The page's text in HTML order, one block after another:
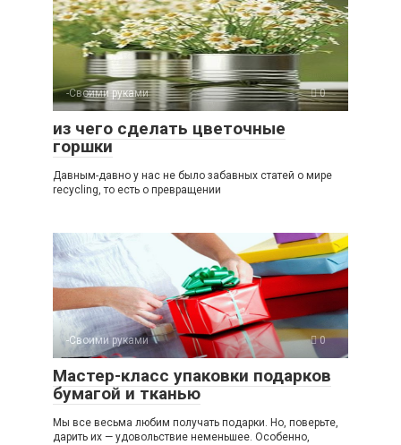
-Своими руками 0
из чего сделать цветочные
горшки
Давным-давно у нас не было забавных статей о мире
recycling, то есть о превращении
-Своими руками 0
Мастер-класс упаковки подарков
бумагой и тканью
Мы все весьма любим получать подарки. Но, поверьте,
дарить их — удовольствие неменьшее. Особенно,